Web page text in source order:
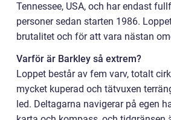
Tennessee, USA, och har endast
personer sedan starten 1986.
brutalitet och för att vara nästan
Varför är Barkley så extrem?
Loppet består av fem varv, totalt
mycket kuperad och tätvuxen
led. Deltagarna navigerar på egen